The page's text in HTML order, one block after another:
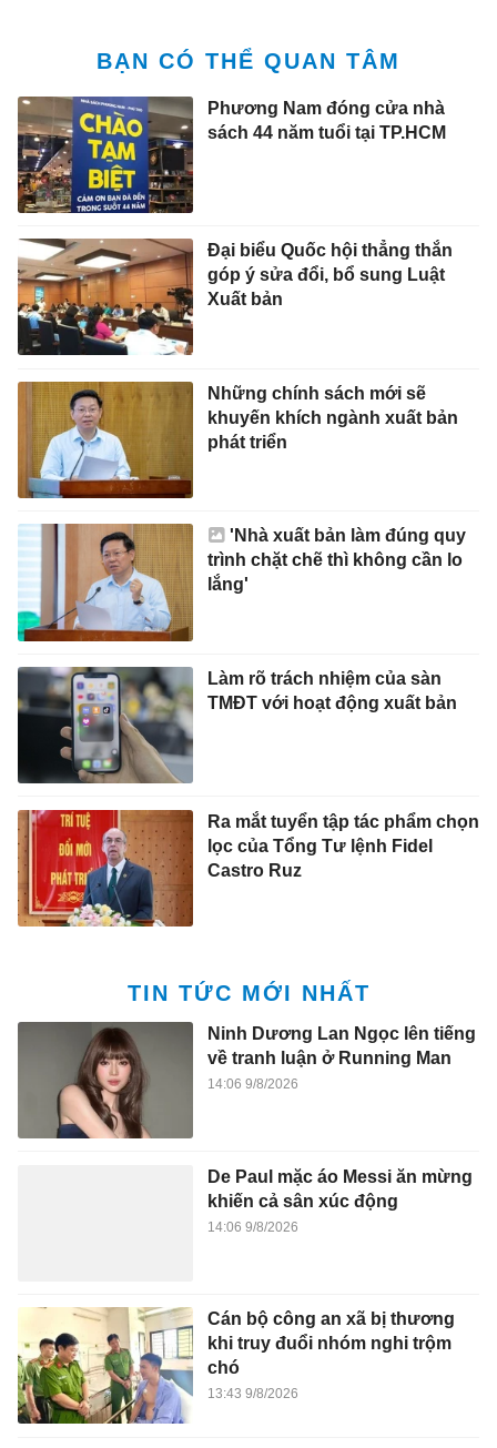
BẠN CÓ THỂ QUAN TÂM
Phương Nam đóng cửa nhà
sách 44 năm tuổi tại TP.HCM
Đại biểu Quốc hội thẳng thắn
góp ý sửa đổi, bổ sung Luật
Xuất bản
Những chính sách mới sẽ
khuyến khích ngành xuất bản
phát triển
'Nhà xuất bản làm đúng quy
trình chặt chẽ thì không cần lo
lắng'
Làm rõ trách nhiệm của sàn
TMĐT với hoạt động xuất bản
Ra mắt tuyển tập tác phẩm chọn
lọc của Tổng Tư lệnh Fidel
Castro Ruz
TIN TỨC MỚI NHẤT
Ninh Dương Lan Ngọc lên tiếng
về tranh luận ở Running Man
14:06 9/8/2026
De Paul mặc áo Messi ăn mừng
khiến cả sân xúc động
14:06 9/8/2026
Cán bộ công an xã bị thương
khi truy đuổi nhóm nghi trộm
chó
13:43 9/8/2026